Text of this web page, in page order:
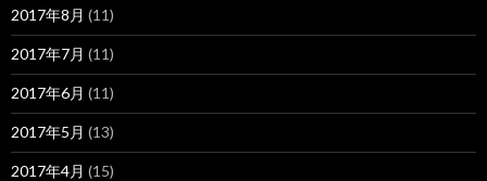
2017年8月 (11)
2017年7月 (11)
2017年6月 (11)
2017年5月 (13)
2017年4月 (15)